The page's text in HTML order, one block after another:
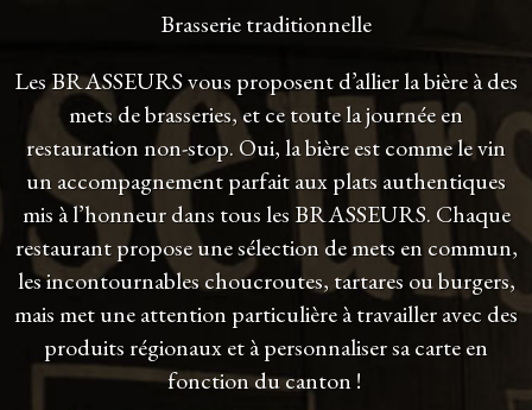
Brasserie traditionnelle
Les BRASSEURS vous proposent d’allier la bière à des
mets de brasseries, et ce toute la journée en
restauration non-stop. Oui, la bière est comme le vin
un accompagnement parfait aux plats authentiques
mis à l’honneur dans tous les BRASSEURS. Chaque
restaurant propose une sélection de mets en commun,
les incontournables choucroutes, tartares ou burgers,
mais met une attention particulière à travailler avec des
produits régionaux et à personnaliser sa carte en
fonction du canton !